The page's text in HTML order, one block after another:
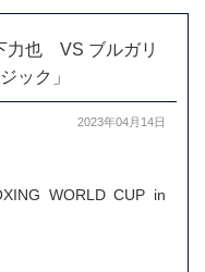
也 VS ブルガリ
ック」
2023年04月14日
WORLD CUP in